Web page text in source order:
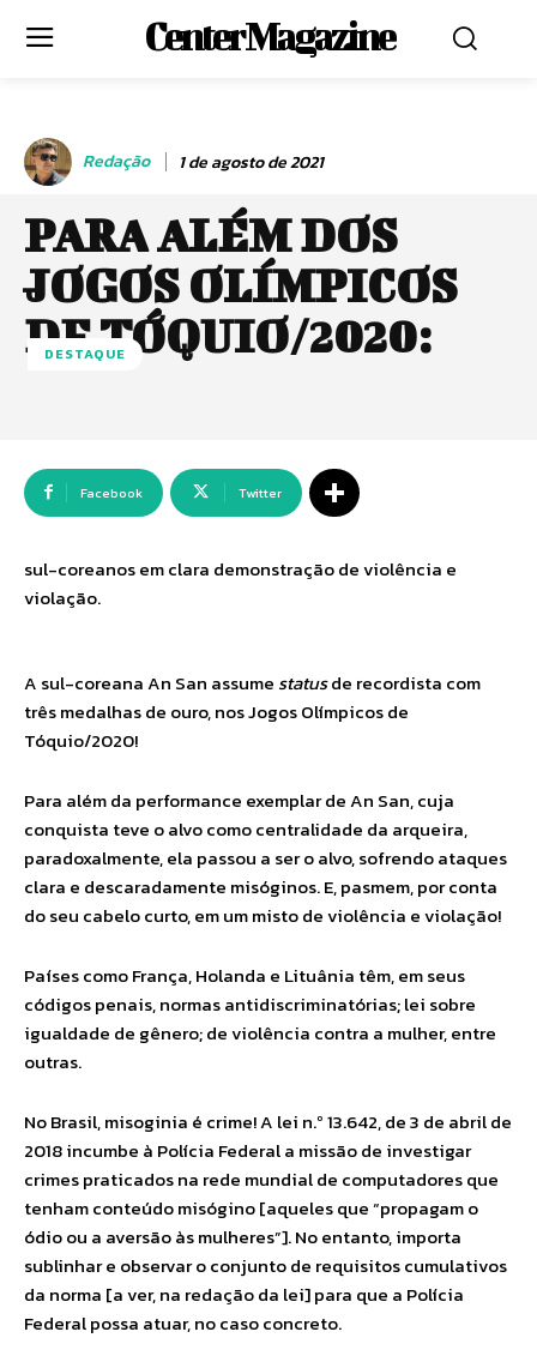
Center Magazine
Redação 1 de agosto de 2021
PARA ALÉM DOS
JOGOS OLÍMPICOS
DE TÓQUIO/2020:
DESTAQUE
Facebook Twitter
sul-coreanos em clara demonstração de violência e
violação.
A sul-coreana An San assume statusde recordista com
três medalhas de ouro, nos Jogos Olímpicos de
Tóquio/2020!
Para além da performance exemplar de An San, cuja
conquista teve o alvo como centralidade da arqueira,
paradoxalmente, ela passou a ser o alvo, sofrendo ataques
clara e descaradamente misóginos. E, pasmem, por conta
do seu cabelo curto, em um misto de violência e violação!
Países como França, Holanda e Lituânia têm, em seus
códigos penais, normas antidiscriminatórias; lei sobre
igualdade de gênero; de violência contra a mulher, entre
outras.
No Brasil, misoginia é crime! A lei n.º 13.642, de 3 de abril de
2018 incumbe à Polícia Federal a missão de investigar
crimes praticados na rede mundial de computadores que
tenham conteúdo misógino [aqueles que “propagam o
ódio ou a aversão às mulheres”]. No entanto, importa
sublinhar e observar o conjunto de requisitos cumulativos
da norma [a ver, na redação da lei] para que a Polícia
Federal possa atuar, no caso concreto.